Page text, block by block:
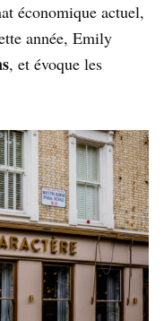
économique actuel,
année, Emily
, et évoque les